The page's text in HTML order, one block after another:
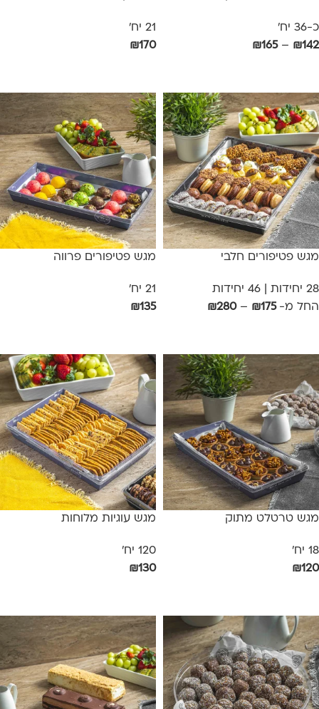
כ-36 יח'
₪142
–
₪165
21 יח'
₪170
מגש פטיפורים חלבי
28 יחידות | 46 יחידות
החל מ-
₪175
–
₪280
מגש פטיפורים פרווה
21 יח'
₪135
מגש טרטלט מתוק
18 יח'
₪120
מגש עוגיות מלוחות
120 יח'
₪130